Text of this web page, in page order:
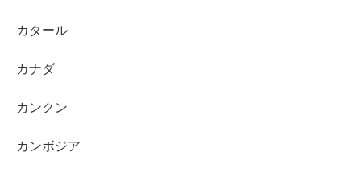
カタール
カナダ
カンクン
カンボジア